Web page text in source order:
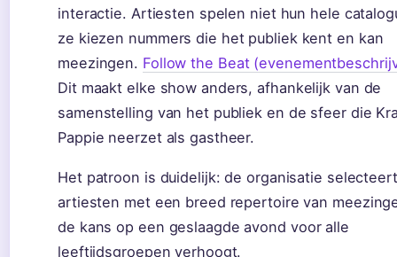
interactie. Artiesten spelen niet hun hele
ze kiezen nummers die het publiek kent en kan
meezingen. Follow the Beat
Dit maakt elke show anders, afhankelijk van de
samenstelling van het publiek en de sfeer die
Pappie neerzet als gastheer.
Het patroon is duidelijk: de organisatie selecteert
artiesten met een breed repertoire van
de kans op een geslaagde avond voor alle
leeftijdsgroepen verhoogt.